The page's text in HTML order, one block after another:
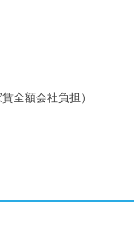
全額会社負担）